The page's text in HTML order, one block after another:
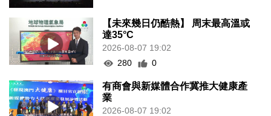
【未來幾日仍酷熱】 周末最高溫或
達35°C
2026-08-07 19:02
280
0
有商會與新媒體合作冀推大健康產
業
2026-08-07 19:02